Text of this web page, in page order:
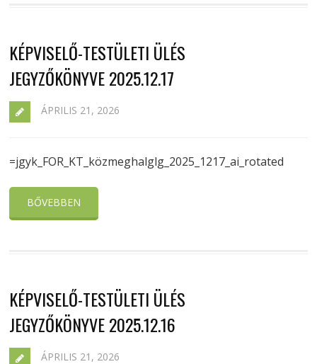
KÉPVISELŐ-TESTÜLETI ÜLÉS
JEGYZŐKÖNYVE 2025.12.17
ÁPRILIS 21, 2026
=jgyk_FOR_KT_közmeghalglg_2025_1217_ai_rotated
BŐVEBBEN
KÉPVISELŐ-TESTÜLETI ÜLÉS
JEGYZŐKÖNYVE 2025.12.16
ÁPRILIS 21, 2026